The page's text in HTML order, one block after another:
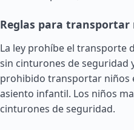
Reglas para
La ley prohíbe el transporte
sin cinturones de seguridad
prohibido transportar niños
asiento infantil. Los niños
cinturones de seguridad.